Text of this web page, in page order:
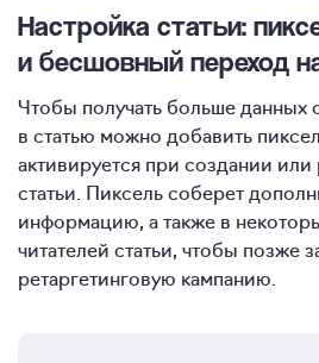
Настройка статьи:
и бесшовный переход
Чтобы получать больше данных
в статью можно добавить
активируется при создании
статьи. Пиксель соберет
информацию, а также в
читателей статьи, чтобы позже
ретаргетинговую кампанию.